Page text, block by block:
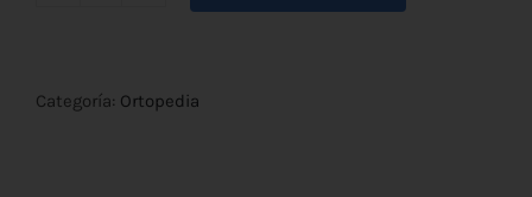
cantidad
Categoría: Ortopedia